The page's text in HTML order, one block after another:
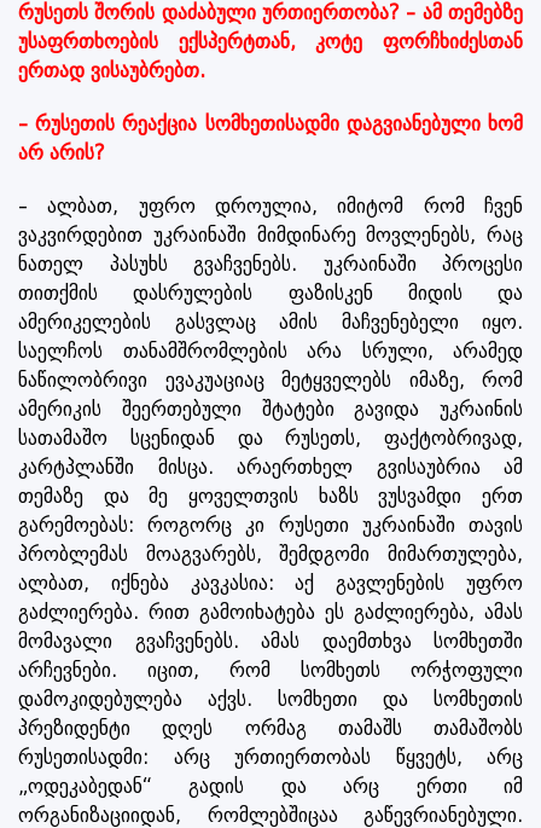
რუსეთს შორის დაძაბული ურთიერთობა? – ამ თემებზე
უსაფრთხოების ექსპერტთან, კოტე ფორჩხიძესთან
ერთად ვისაუბრებთ.
– რუსეთის რეაქცია სომხეთისადმი დაგვიანებული ხომ
არ არის?
– ალბათ, უფრო დროულია, იმიტომ რომ ჩვენ
ვაკვირდებით უკრაინაში მიმდინარე მოვლენებს, რაც
ნათელ პასუხს გვაჩვენებს. უკრაინაში პროცესი
თითქმის დასრულების ფაზისკენ მიდის და
ამერიკელების გასვლაც ამის მაჩვენებელი იყო.
საელჩოს თანამშრომლების არა სრული, არამედ
ნაწილობრივი ევაკუაციაც მეტყველებს იმაზე, რომ
ამერიკის შეერთებული შტატები გავიდა უკრაინის
სათამაშო სცენიდან და რუსეთს, ფაქტობრივად,
კარტპლანში მისცა. არაერთხელ გვისაუბრია ამ
თემაზე და მე ყოველთვის ხაზს ვუსვამდი ერთ
გარემოებას: როგორც კი რუსეთი უკრაინაში თავის
პრობლემას მოაგვარებს, შემდგომი მიმართულება,
ალბათ, იქნება კავკასია: აქ გავლენების უფრო
გაძლიერება. რით გამოიხატება ეს გაძლიერება, ამას
მომავალი გვაჩვენებს. ამას დაემთხვა სომხეთში
არჩევნები. იცით, რომ სომხეთს ორჭოფული
დამოკიდებულება აქვს. სომხეთი და სომხეთის
პრეზიდენტი დღეს ორმაგ თამაშს თამაშობს
რუსეთისადმი: არც ურთიერთობას წყვეტს, არც
„ოდეკაბედან“ გადის და არც ერთი იმ
ორგანიზაციიდან, რომლებშიცაა გაწევრიანებული.